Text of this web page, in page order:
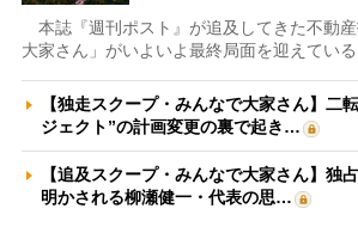
本誌『週刊ポスト』が追及してきた不動
大家さん」がいよいよ最終局面を迎えている
【独走スクープ・みんなで大家さん】二
ジェクト”の計画変更の裏で起き…
【追及スクープ・みんなで大家さん】独
明かされる柳瀬健一・代表の思…